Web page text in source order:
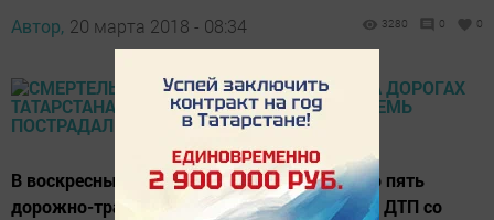
Автор, 20 марта 2018 - 08:34 3280 0 0
В воскресный день в республике произошло пять
дорожно-транспортных происшествий. Два ДТП со